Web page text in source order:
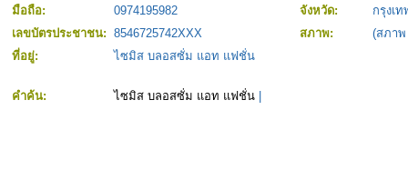
มือถือ:
0974195982 จังหวัด:
กรุงเ
เลขบัตรประชาชน: 8546725742XXX สภาพ:
(สภาพ
ที่อยู่:
ไซมิส บลอสซั่ม แอท แฟชั่น
คำค้น: ไซมิส บลอสซั่ม แอท แฟชั่น